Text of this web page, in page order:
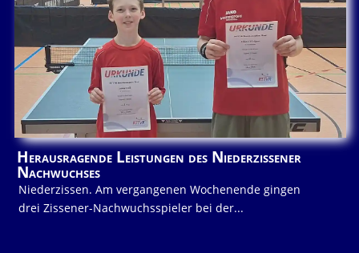
Herausragende Leistungen des Niederzissener
Nachwuchses
Niederzissen. Am vergangenen Wochenende gingen
drei Zissener-Nachwuchsspieler bei der...